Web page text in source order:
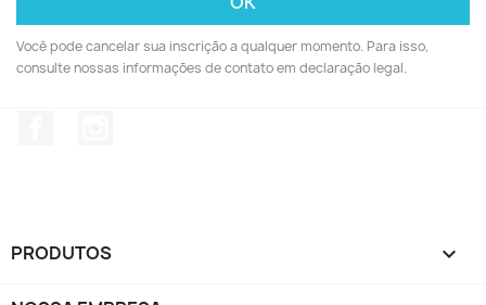
Você pode cancelar sua inscrição a qualquer momento. Para isso,
consulte nossas informações de contato em declaração legal.
PRODUTOS 